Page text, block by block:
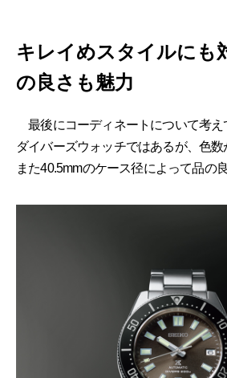
キレイめスタイルにも
の良さも魅力
最後にコーディネートについて考え
ダイバーズウォッチではあるが、色数
また40.5mmのケース径によって品の